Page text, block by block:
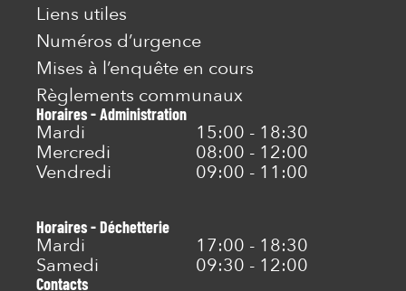
Liens utiles
Numéros d’urgence
Mises à l’enquête en cours
Règlements communaux
Horaires - Administration
Mardi
15:00 - 18:30
Mercredi
08:00 - 12:00
Vendredi
09:00 - 11:00
Horaires - Déchetterie
Mardi
17:00 - 18:30
Samedi
09:30 - 12:00
Contacts